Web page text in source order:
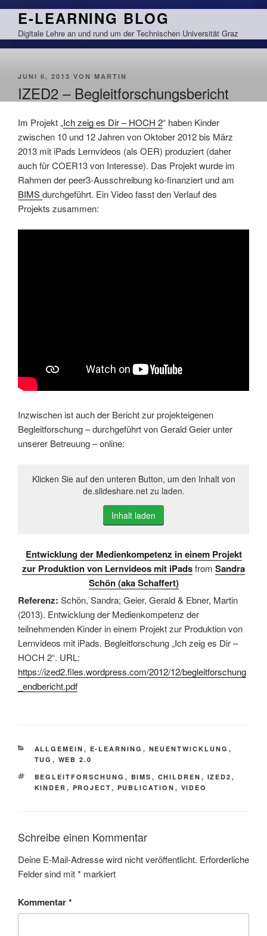
Zum
springen
E-LEARNING BLOG
Digitale Lehre an und rund um der Technischen Universität Graz
VERÖFFENTLICHT
JUNI 6, 2013 VON MARTIN
IZED2 – Begleitforschungsbericht
Im Projekt „Ich zeig es Dir – HOCH 2“ haben Kinder
zwischen 10 und 12 Jahren von Oktober 2012 bis März
2013 mit iPads Lernvideos (als OER) produziert (daher
auch für COER13 von Interesse). Das Projekt wurde im
Rahmen der peer3-Ausschreibung ko-finanziert und am
BIMSdurchgeführt. Ein Video fasst den Verlauf des
Projekts zusammen:
Inzwischen ist auch der Bericht zur projekteigenen
Begleitforschung – durchgeführt von Gerald Geier unter
unserer Betreuung – online:
Klicken Sie auf den unteren Button, um den Inhalt von
de.slideshare.net zu laden.
Inhalt laden
Entwicklung der Medienkompetenz in einem Projekt
zur Produktion von Lernvideos mit iPadsfrom Sandra
Schön (aka Schaffert)
Referenz: Schön, Sandra; Geier, Gerald & Ebner, Martin
(2013). Entwicklung der Medienkompetenz der
teilnehmenden Kinder in einem Projekt zur Produktion von
Lernvideos mit iPads. Begleitforschung „Ich zeig es Dir –
HOCH 2“. URL:
https://ized2.files.wordpress.com/2012/12/begleitforschung
_endbericht.pdf
KATEGORIEN
ALLGEMEIN , E-LEARNING , NEUENTWICKLUNG ,
TUG , WEB 2.0
SCHLAGWÖRTER
BEGLEITFORSCHUNG , BIMS , CHILDREN , IZED2 ,
KINDER , PROJECT, PUBLICATION , VIDEO
Schreibe einen Kommentar
Deine E-Mail-Adresse wird nicht veröffentlicht. Erforderliche
Felder sind mit* markiert
Kommentar*